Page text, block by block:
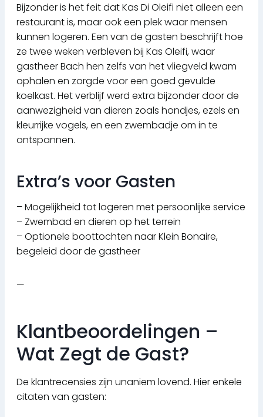
Bijzonder is het feit dat Kas Di Oleifi niet alleen een
restaurant is, maar ook een plek waar mensen
kunnen logeren. Een van de gasten beschrijft hoe
ze twee weken verbleven bij Kas Oleifi, waar
gastheer Bach hen zelfs van het vliegveld kwam
ophalen en zorgde voor een goed gevulde
koelkast. Het verblijf werd extra bijzonder door de
aanwezigheid van dieren zoals hondjes, ezels en
kleurrijke vogels, en een zwembadje om in te
ontspannen.
Extra’s voor Gasten
– Mogelijkheid tot logeren met persoonlijke service
– Zwembad en dieren op het terrein
– Optionele boottochten naar Klein Bonaire,
begeleid door de gastheer
—
Klantbeoordelingen –
Wat Zegt de Gast?
De klantrecensies zijn unaniem lovend. Hier enkele
citaten van gasten: